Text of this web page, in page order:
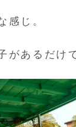
感じ。
があるだけ